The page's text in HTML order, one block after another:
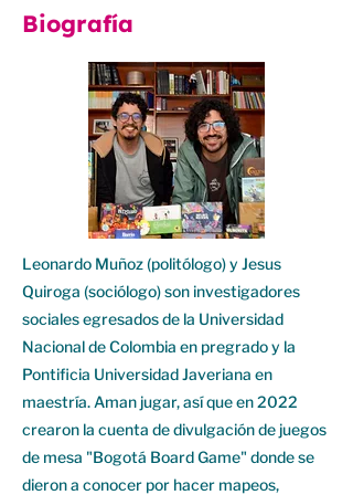
Biografía
Leonardo Muñoz (politólogo) y Jesus
Quiroga (sociólogo) son investigadores
sociales egresados de la Universidad
Nacional de Colombia en pregrado y la
Pontificia Universidad Javeriana en
maestría. Aman jugar, así que en 2022
crearon la cuenta de divulgación de juegos
de mesa "Bogotá Board Game" donde se
dieron a conocer por hacer mapeos,